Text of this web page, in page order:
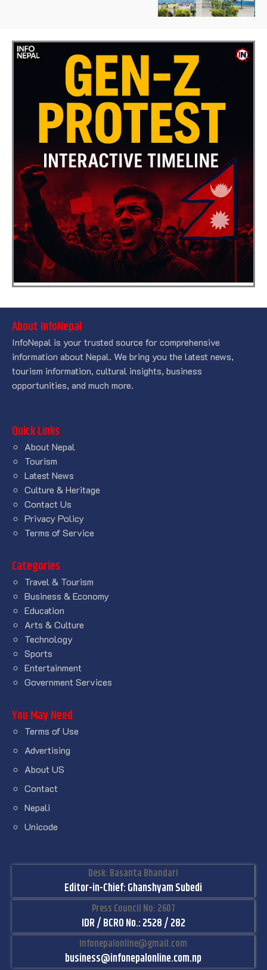
About InfoNepal
InfoNepal is your trusted source for comprehensive
information about Nepal. We bring you the latest news,
tourism information, cultural insights, business
opportunities, and much more.
Quick Links
About Nepal
Tourism
Latest News
Culture & Heritage
Contact Us
Privacy Policy
Terms of Service
Categories
Travel & Tourism
Business & Economy
Education
Arts & Culture
Technology
Sports
Entertainment
Government Services
You May Need
Terms of Use
Advertising
About US
Contact
Nepali
Unicode
Desk: Basanta Bhandari
Editor-in-Chief: Ghanshyam Subedi
Press Council No: 2607
IDR / BCRO No.: 2528 / 282
infonepalonline@gmail.com
business@infonepalonline.com.np